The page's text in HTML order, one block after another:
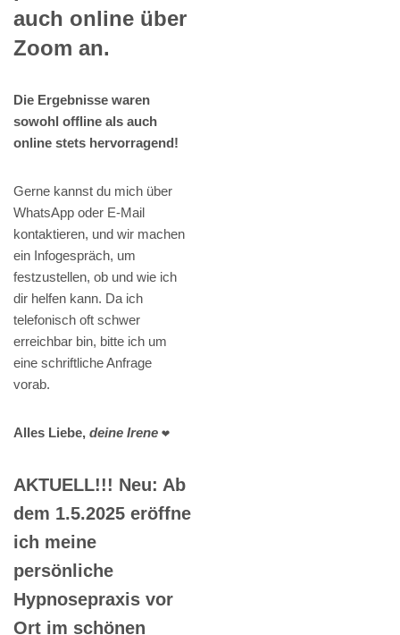
auch online über
Zoom an.
Die Ergebnisse waren
sowohl offline als auch
online stets hervorragend!
Gerne kannst du mich über
WhatsApp oder E-Mail
kontaktieren, und wir machen
ein Infogespräch, um
festzustellen, ob und wie ich
dir helfen kann. Da ich
telefonisch oft schwer
erreichbar bin, bitte ich um
eine schriftliche Anfrage
vorab.
Alles Liebe, deine Irene ❤️
AKTUELL!!! Neu: Ab
dem 1.5.2025 eröffne
ich meine
persönliche
Hypnosepraxis vor
Ort im schönen